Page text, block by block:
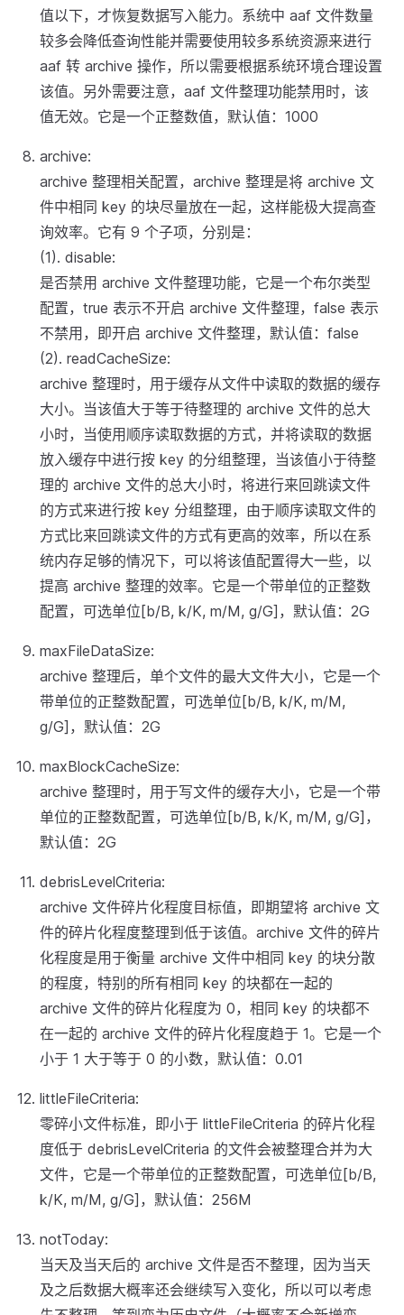
值以下，才恢复数据写入能力。系统中 aaf 文件数量
较多会降低查询性能并需要使用较多系统资源来进行
aaf 转 archive 操作，所以需要根据系统环境合理设置
该值。另外需要注意，aaf 文件整理功能禁用时，该
值无效。它是一个正整数值，默认值：1000
archive:
archive 整理相关配置，archive 整理是将 archive 文
件中相同 key 的块尽量放在一起，这样能极大提高查
询效率。它有 9 个子项，分别是：
(1). disable:
是否禁用 archive 文件整理功能，它是一个布尔类型
配置，true 表示不开启 archive 文件整理，false 表示
不禁用，即开启 archive 文件整理，默认值：false
(2). readCacheSize:
archive 整理时，用于缓存从文件中读取的数据的缓存
大小。当该值大于等于待整理的 archive 文件的总大
小时，当使用顺序读取数据的方式，并将读取的数据
放入缓存中进行按 key 的分组整理，当该值小于待整
理的 archive 文件的总大小时，将进行来回跳读文件
的方式来进行按 key 分组整理，由于顺序读取文件的
方式比来回跳读文件的方式有更高的效率，所以在系
统内存足够的情况下，可以将该值配置得大一些，以
提高 archive 整理的效率。它是一个带单位的正整数
配置，可选单位[b/B, k/K, m/M, g/G]，默认值：2G
maxFileDataSize:
archive 整理后，单个文件的最大文件大小，它是一个
带单位的正整数配置，可选单位[b/B, k/K, m/M,
g/G]，默认值：2G
maxBlockCacheSize:
archive 整理时，用于写文件的缓存大小，它是一个带
单位的正整数配置，可选单位[b/B, k/K, m/M, g/G]，
默认值：2G
debrisLevelCriteria:
archive 文件碎片化程度目标值，即期望将 archive 文
件的碎片化程度整理到低于该值。archive 文件的碎片
化程度是用于衡量 archive 文件中相同 key 的块分散
的程度，特别的所有相同 key 的块都在一起的
archive 文件的碎片化程度为 0，相同 key 的块都不
在一起的 archive 文件的碎片化程度趋于 1。它是一个
小于 1 大于等于 0 的小数，默认值：0.01
littleFileCriteria:
零碎小文件标准，即小于 littleFileCriteria 的碎片化程
度低于 debrisLevelCriteria 的文件会被整理合并为大
文件，它是一个带单位的正整数配置，可选单位[b/B,
k/K, m/M, g/G]，默认值：256M
notToday:
当天及当天后的 archive 文件是否不整理，因为当天
及之后数据大概率还会继续写入变化，所以可以考虑